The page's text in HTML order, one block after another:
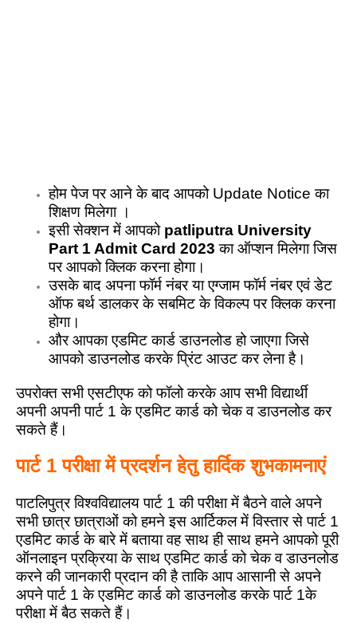
होम पेज पर आने के बाद आपको Update Notice का
शिक्षण मिलेगा ।
इसी सेक्शन में आपको patliputra University
Part 1 Admit Card 2023 का ऑप्शन मिलेगा जिस
पर आपको क्लिक करना होगा।
उसके बाद अपना फॉर्म नंबर या एग्जाम फॉर्म नंबर एवं डेट
ऑफ बर्थ डालकर के सबमिट के विकल्प पर क्लिक करना
होगा।
और आपका एडमिट कार्ड डाउनलोड हो जाएगा जिसे
आपको डाउनलोड करके प्रिंट आउट कर लेना है।
उपरोक्त सभी एसटीएफ को फॉलो करके आप सभी विद्यार्थी
अपनी अपनी पार्ट 1 के एडमिट कार्ड को चेक व डाउनलोड कर
सकते हैं।
पार्ट 1 परीक्षा में प्रदर्शन हेतु हार्दिक शुभकामनाएं
पाटलिपुत्र विश्वविद्यालय पार्ट 1 की परीक्षा में बैठने वाले अपने
सभी छात्र छात्राओं को हमने इस आर्टिकल में विस्तार से पार्ट 1
एडमिट कार्ड के बारे में बताया वह साथ ही साथ हमने आपको पूरी
ऑनलाइन प्रक्रिया के साथ एडमिट कार्ड को चेक व डाउनलोड
करने की जानकारी प्रदान की है ताकि आप आसानी से अपने
अपने पार्ट 1 के एडमिट कार्ड को डाउनलोड करके पार्ट 1के
परीक्षा में बैठ सकते हैं।